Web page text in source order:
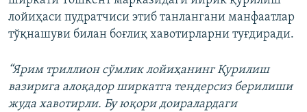
лойиҳаси пудратчиси этиб танлангани манфаатлар
тўқнашуви билан боғлиқ хавотирларни туғдиради.
“Ярим триллион сўмлик лойиҳанинг Қурилиш
вазирига алоқадор ширкатга тендерсиз берилиши
жуда хавотирли. Бу юқори доиралардаги